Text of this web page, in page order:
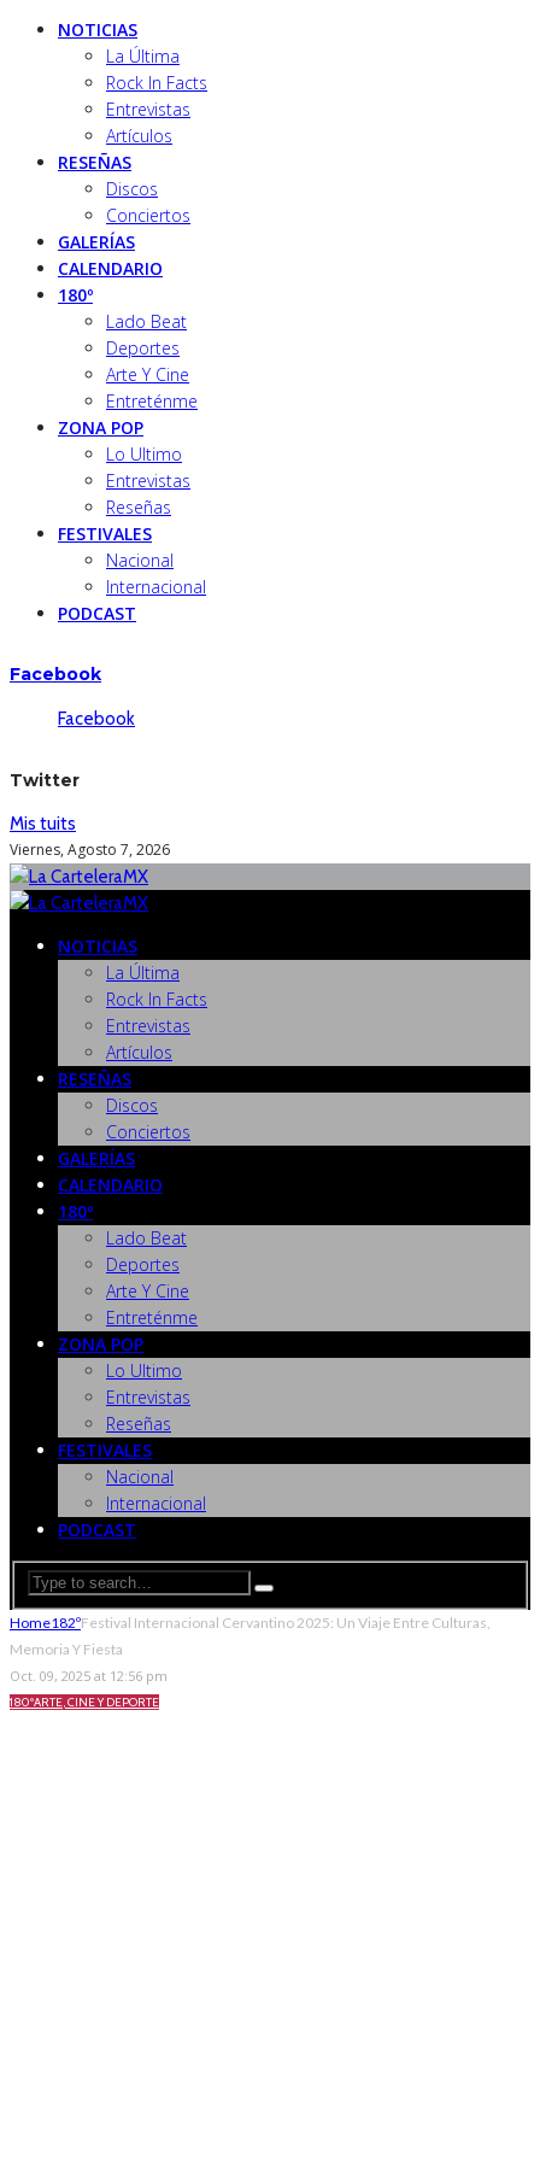
NOTICIAS
La Última
Rock In Facts
Entrevistas
Artículos
RESEÑAS
Discos
Conciertos
GALERÍAS
CALENDARIO
180º
Lado Beat
Deportes
Arte Y Cine
Entreténme
ZONA POP
Lo Ultimo
Entrevistas
Reseñas
FESTIVALES
Nacional
Internacional
PODCAST
Facebook
Facebook
Twitter
Mis tuits
Viernes, Agosto 7, 2026
NOTICIAS
La Última
Rock In Facts
Entrevistas
Artículos
RESEÑAS
Discos
Conciertos
GALERÍAS
CALENDARIO
180º
Lado Beat
Deportes
Arte Y Cine
Entreténme
ZONA POP
Lo Ultimo
Entrevistas
Reseñas
FESTIVALES
Nacional
Internacional
PODCAST
Home182ºFestival Internacional Cervantino 2025: Un Viaje Entre Culturas,
Memoria Y Fiesta
Oct. 09, 2025 at 12:56 pm
180ºARTE, CINE Y DEPORTE